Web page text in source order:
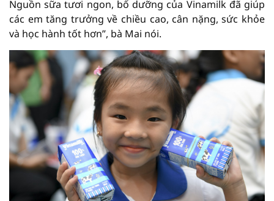
Nguồn sữa tươi ngon, bổ dưỡng của Vinamilk đã giúp
các em tăng trưởng về chiều cao, cân nặng, sức khỏe
và học hành tốt hơn”, bà Mai nói.